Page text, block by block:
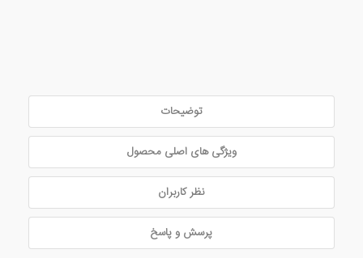
توضیحات
ویژگی های اصلی محصول
نظر کاربران
پرسش و پاسخ